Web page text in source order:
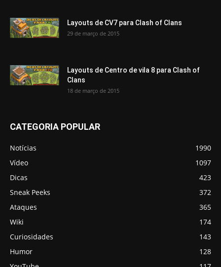
Layouts de CV7 para Clash of Clans
29 de março de 2015
Layouts de Centro de vila 8 para Clash of
Clans
18 de março de 2015
CATEGORIA POPULAR
Notícias
1990
Vídeo
1097
Dicas
423
Sneak Peeks
372
Ataques
365
Wiki
174
Curiosidades
143
Humor
128